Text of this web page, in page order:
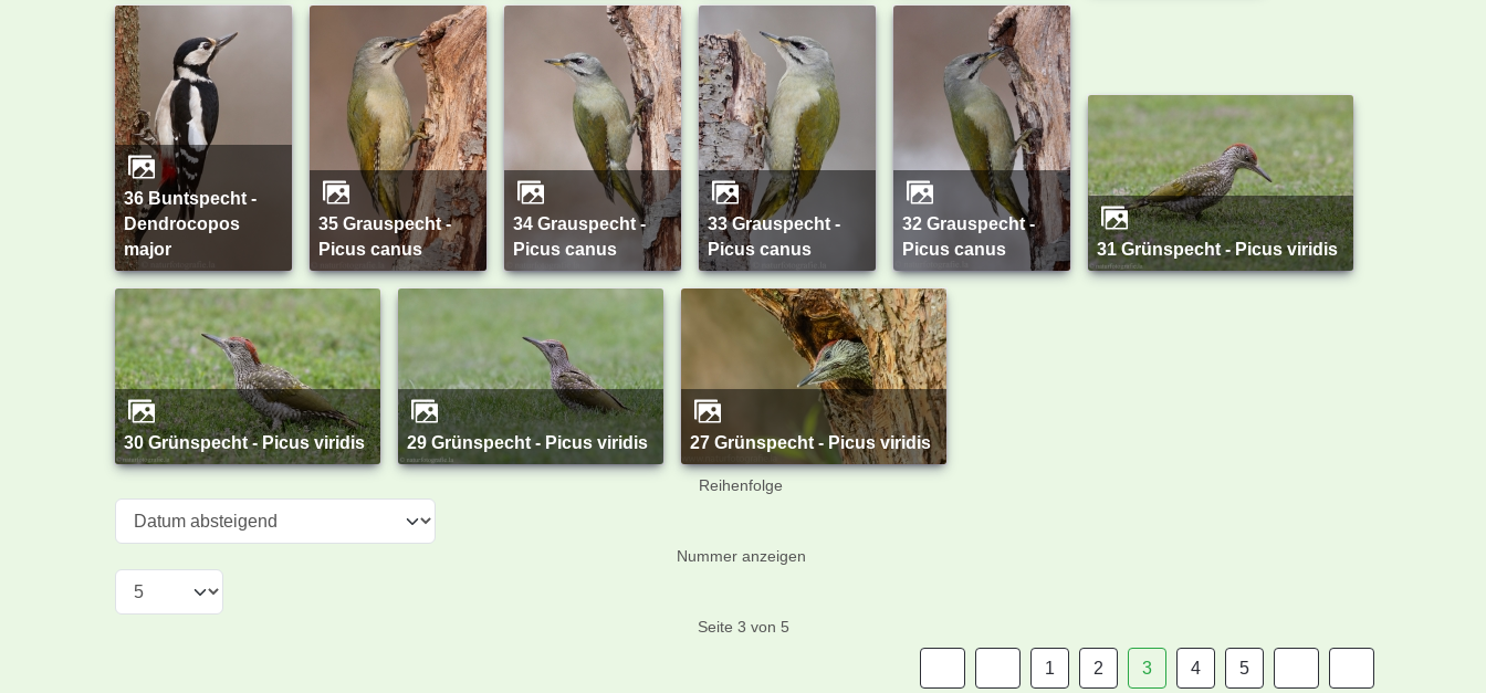
36 Buntspecht -
Dendrocopos
major
35 Grauspecht -
Picus canus
34 Grauspecht -
Picus canus
33 Grauspecht -
Picus canus
32 Grauspecht -
Picus canus
31 Grünspecht - Picus viridis
30 Grünspecht - Picus viridis 29 Grünspecht - Picus viridis 27 Grünspecht - Picus viridis
Reihenfolge
Nummer anzeigen
Seite 3 von 5
1 2 3 4 5